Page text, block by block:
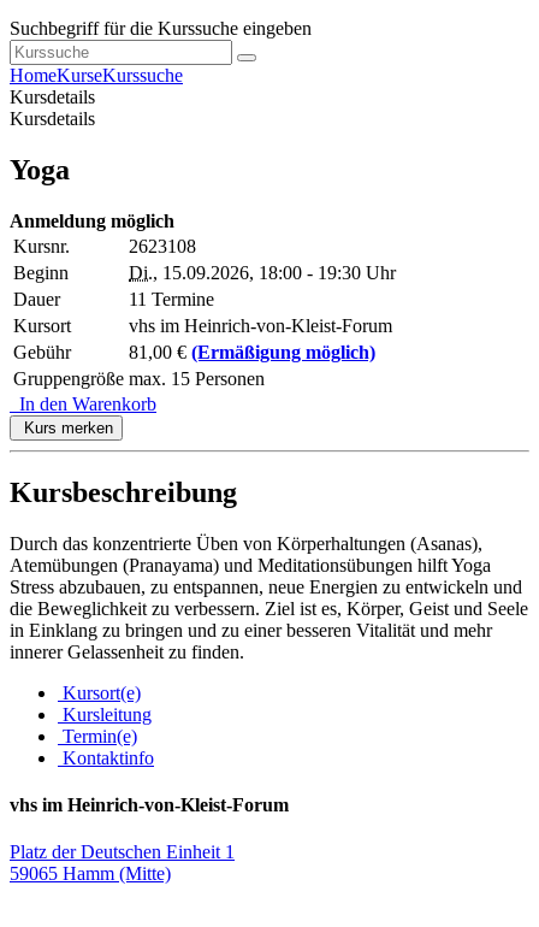
Suchbegriff für die Kurssuche eingeben
HomeKurseKurssuche
Kursdetails
Kursdetails
Yoga
Anmeldung möglich
Kursnr.
2623108
Beginn
Di., 15.09.2026, 18:00 - 19:30 Uhr
Dauer
11 Termine
Kursort
vhs im Heinrich-von-Kleist-Forum
Gebühr
81,00 € (Ermäßigung möglich)
Gruppengröße max. 15 Personen
In den Warenkorb
Kurs merken
Kursbeschreibung
Durch das konzentrierte Üben von Körperhaltungen (Asanas),
Atemübungen (Pranayama) und Meditationsübungen hilft Yoga
Stress abzubauen, zu entspannen, neue Energien zu entwickeln und
die Beweglichkeit zu verbessern. Ziel ist es, Körper, Geist und Seele
in Einklang zu bringen und zu einer besseren Vitalität und mehr
innerer Gelassenheit zu finden.
Kursort(e)
Kursleitung
Termin(e)
Kontaktinfo
vhs im Heinrich-von-Kleist-Forum
Platz der Deutschen Einheit 1
59065 Hamm (Mitte)